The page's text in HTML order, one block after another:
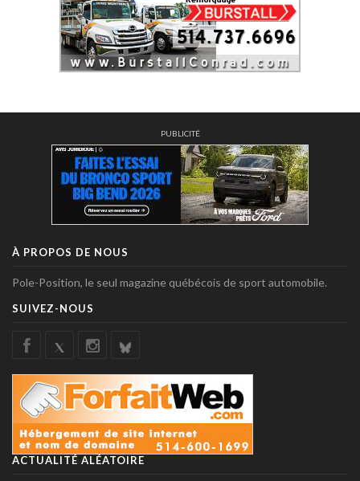
PUBLICITÉ
À PROPOS DE NOUS
Pole-Position, le seul magazine québécois de sport automobile.
SUIVEZ-NOUS
ACTUALITÉ ALÉATOIRE